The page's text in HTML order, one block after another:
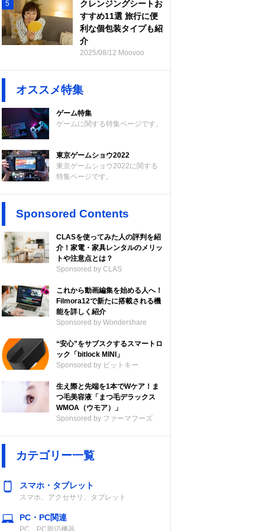
5
クレンジングシートお
すすめ11選 旅行に便
利な個包装タイプも紹
介
2025/08/12 Moovoo
オススメ特集
ゲーム特集
ゲームに関する特集ページです。
東京ゲームショウ2022
東京ゲームショウ2022に関する
特集ページです。
Sponsored Contents
CLASを使ってみた人の評判を紹
介！家電・家具レンタルのメリッ
トや注意点とは？
Sponsored by CLAS
これから動画編集を始める人へ！
Filmora12で新たに搭載される機
能を詳しく紹介
Sponsored by Wondershare
“安心”をサブスクするスマートロ
ック「bitlock MINI」
Sponsored by ビットキー
生え際と先端を1本でWケア！ま
つ毛美容液「まつ毛デラックス
WMOA（ウモア）」
Sponsored by ファーマフーズ
カテゴリー一覧
スマホ・タブレット
スマホ、アクセサリ、タブレット
PC・PC関連